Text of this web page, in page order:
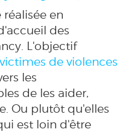
en
des
L'objectif
de violences
les
de les aider,
Ou plutôt qu'elles
est loin d'être